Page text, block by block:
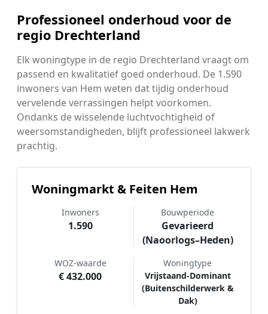
Professioneel onderhoud voor de
regio Drechterland
Elk woningtype in de regio Drechterland vraagt om
passend en kwalitatief goed onderhoud. De 1.590
inwoners van Hem weten dat tijdig onderhoud
vervelende verrassingen helpt voorkomen.
Ondanks de wisselende luchtvochtigheid of
weersomstandigheden, blijft professioneel lakwerk
prachtig.
Woningmarkt & Feiten Hem
Inwoners
1.590
Bouwperiode
Gevarieerd
(Naoorlogs–Heden)
WOZ-waarde
€ 432.000
Woningtype
Vrijstaand-Dominant
(Buitenschilderwerk &
Dak)